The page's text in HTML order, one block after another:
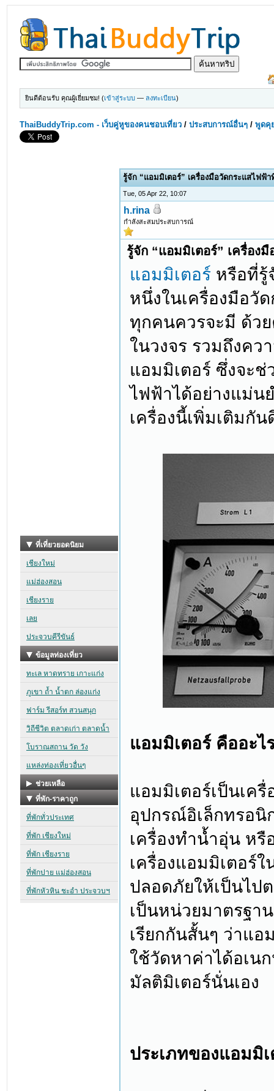
ยินดีต้อนรับ คุณผู้เยี่ยมชม! (เข้าสู่ระบบ — ลงทะเบียน)
ThaiBuddyTrip.com - เว็บคู่หูของคนชอบเที่ยว /ประสบการณ์อื่นๆ /พูดคุ
รู้จัก “แอมมิเตอร์” เครื่องมือวัดกระแสไฟฟ้
Tue, 05 Apr 22, 10:07
h.rina
กำลังสะสมประสบการณ์
รู้จัก “แอมมิเตอร์” เครื่อง
แอมมิเตอร์ หรือที่รู้
หนึ่งในเครื่องมือวั
ทุกคนควรจะมี ด้ว
ในวงจร รวมถึงค
แอมมิเตอร์ ซึ่งจะ
ไฟฟ้าได้อย่างแม่น
เครื่องนี้เพิ่มเติมกัน
แอมมิเตอร์ คืออะไ
แอมมิเตอร์เป็นเค
อุปกรณ์อิเล็กทรอนิ
เครื่องทำน้ำอุ่น ห
เครื่องแอมมิเตอร์
ปลอดภัยให้เป็นไป
เป็นหน่วยมาตรฐา
เรียกกันสั้นๆ ว่าแ
ใช้วัดหาค่าได้อเน
มัลติมิเตอร์นั่นเอง
ประเภทของแอมมิ